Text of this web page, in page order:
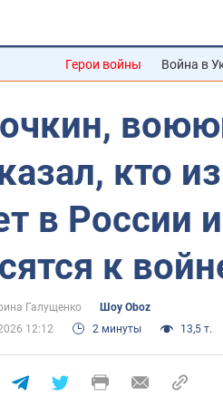
Герои войны Война в
кто
в России
к
Галущенко
Шоу Oboz
12:12
2 минуты 13,5 т.